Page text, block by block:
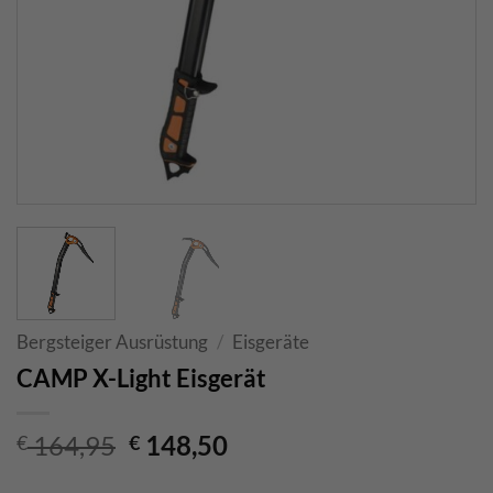
Bergsteiger Ausrüstung / Eisgeräte
CAMP X-Light Eisgerät
€164,95 Ursprünglicher
€ 148,50Aktueller